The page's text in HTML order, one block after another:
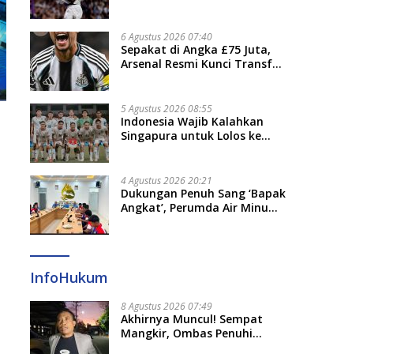
6 Agustus 2026 07:40
Sepakat di Angka £75 Juta,
Arsenal Resmi Kunci Transfer
5 Agustus 2026 08:55
Indonesia Wajib Kalahkan
Singapura untuk Lolos ke
4 Agustus 2026 20:21
Dukungan Penuh Sang ‘Bapak
Angkat’, Perumda Air Minum
InfoHukum
8 Agustus 2026 07:49
Akhirnya Muncul! Sempat
Mangkir, Ombas Penuhi